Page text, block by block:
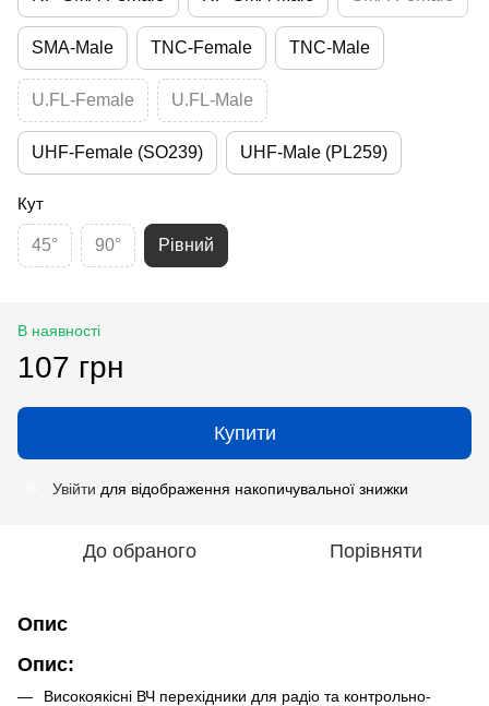
SMA-Male TNC-Female TNC-Male
U.FL-Female U.FL-Male
UHF-Female (SO239) UHF-Male (PL259)
Кут
45° 90° Рівний
В наявності
107 грн
Купити
Увійти для відображення накопичувальної знижки
До обраного Порівняти
Опис
Опис:
Високоякісні ВЧ перехідники для радіо та контрольно-